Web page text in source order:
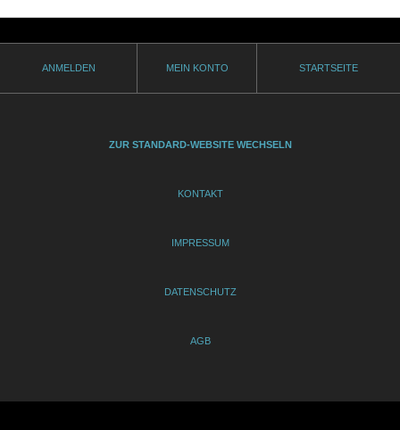
ANMELDEN MEIN KONTO STARTSEITE
ZUR STANDARD-WEBSITE WECHSELN
KONTAKT
IMPRESSUM
DATENSCHUTZ
AGB